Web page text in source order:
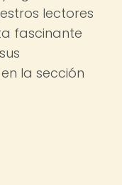
lectores
fascinante
la sección